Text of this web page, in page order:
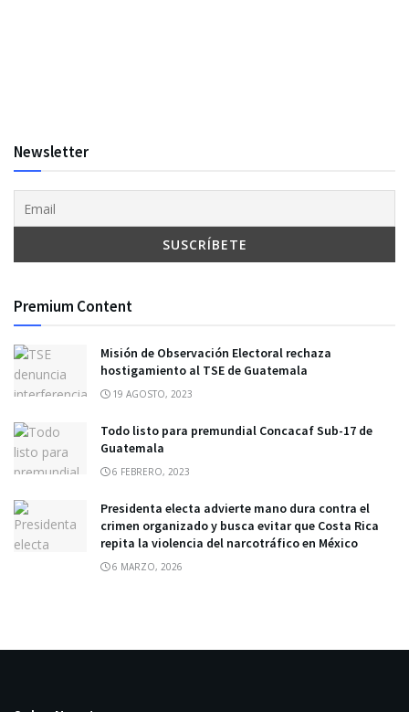
Newsletter
Premium Content
Misión de Observación Electoral rechaza
hostigamiento al TSE de Guatemala
19 AGOSTO, 2023
Todo listo para premundial Concacaf Sub-17 de
Guatemala
6 FEBRERO, 2023
Presidenta electa advierte mano dura contra el
crimen organizado y busca evitar que Costa Rica
repita la violencia del narcotráfico en México
6 MARZO, 2026